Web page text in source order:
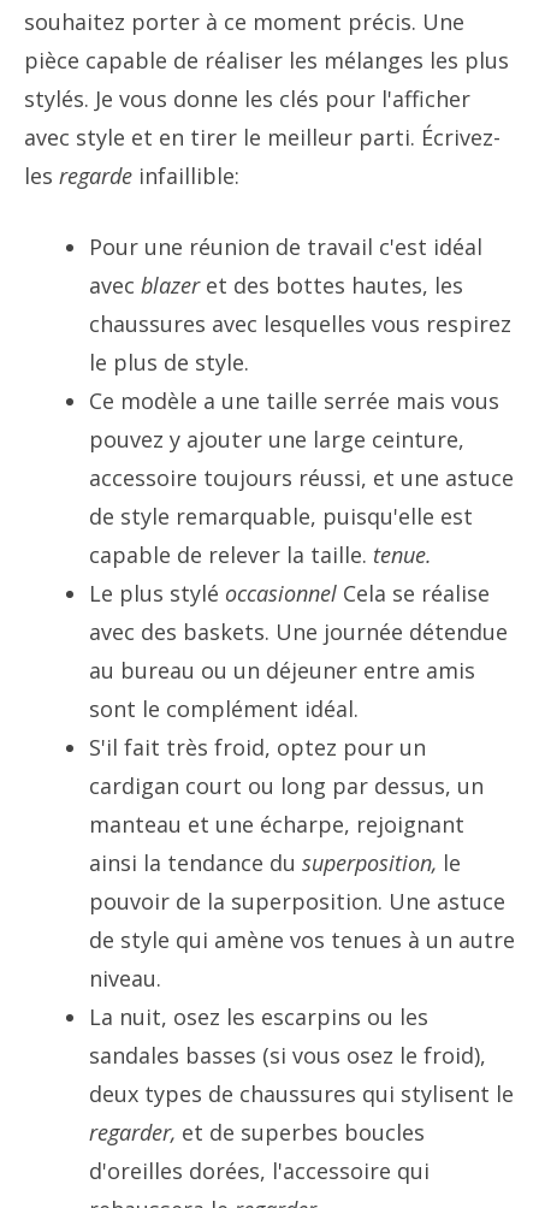
souhaitez porter à ce moment précis. Une
pièce capable de réaliser les mélanges les plus
stylés. Je vous donne les clés pour l'afficher
avec style et en tirer le meilleur parti. Écrivez-
les regarde infaillible:
Pour une réunion de travail c'est idéal
avec blazer et des bottes hautes, les
chaussures avec lesquelles vous respirez
le plus de style.
Ce modèle a une taille serrée mais vous
pouvez y ajouter une large ceinture,
accessoire toujours réussi, et une astuce
de style remarquable, puisqu'elle est
capable de relever la taille. tenue.
Le plus stylé occasionnel Cela se réalise
avec des baskets. Une journée détendue
au bureau ou un déjeuner entre amis
sont le complément idéal.
S'il fait très froid, optez pour un
cardigan court ou long par dessus, un
manteau et une écharpe, rejoignant
ainsi la tendance du superposition, le
pouvoir de la superposition. Une astuce
de style qui amène vos tenues à un autre
niveau.
La nuit, osez les escarpins ou les
sandales basses (si vous osez le froid),
deux types de chaussures qui stylisent le
regarder, et de superbes boucles
d'oreilles dorées, l'accessoire qui